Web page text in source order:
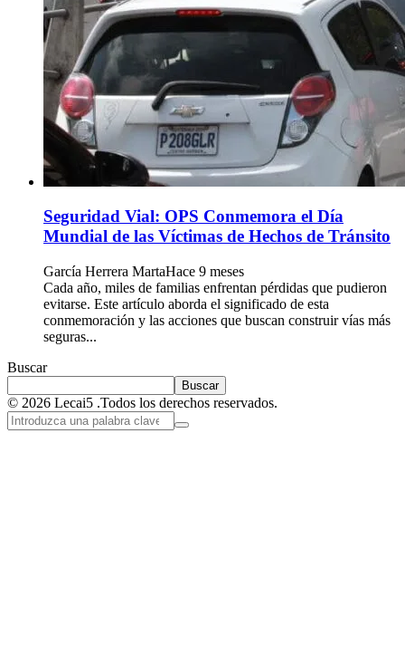
Seguridad Vial: OPS Conmemora el Día
Mundial de las Víctimas de Hechos de Tránsito
García Herrera MartaHace 9 meses
Cada año, miles de familias enfrentan pérdidas que pudieron
evitarse. Este artículo aborda el significado de esta
conmemoración y las acciones que buscan construir vías más
seguras...
Buscar
Buscar
© 2026 Lecai5 .Todos los derechos reservados.